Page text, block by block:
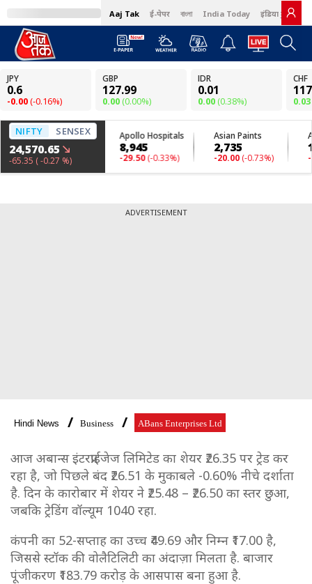
Aaj Tak ई-पेपर বাংলা India Today इंडिया टुडे हिंदी
ADVERTISEMENT
Hindi News Business ABans Enterprises Ltd
आज अबान्स इंटरप्राईजेज लिमिटेड का शेयर ₹26.35 पर ट्रेड कर
रहा है, जो पिछले बंद ₹26.51 के मुकाबले -0.60% नीचे दर्शाता
है. दिन के कारोबार में शेयर ने ₹25.48 – ₹26.50 का स्तर छुआ,
जबकि ट्रेडिंग वॉल्यूम 1040 रहा.
कंपनी का 52-सप्ताह का उच्च ₹49.69 और निम्न ₹17.00 है,
जिससे स्टॉक की वोलैटिलिटी का अंदाज़ा मिलता है. बाजार
पूंजीकरण ₹183.79 करोड़ के आसपास बना हुआ है.